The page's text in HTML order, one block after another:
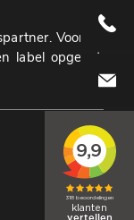
Voor de
label opgezet,